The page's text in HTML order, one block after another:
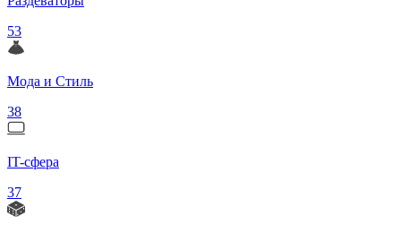
53
Мода и Стиль
38
IT-сфера
37